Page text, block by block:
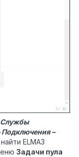
Службы
Подключения –
ELMA3
Задачи пула